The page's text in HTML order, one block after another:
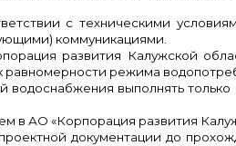
с техническими
коммуникациями.
развития Калужской
равномерности режима
водоснабжения выполнять
в АО «Корпорация развития
документации до